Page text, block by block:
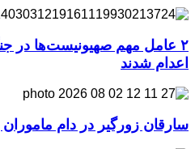
اعدام شدند
سارقان زورگیر در دام